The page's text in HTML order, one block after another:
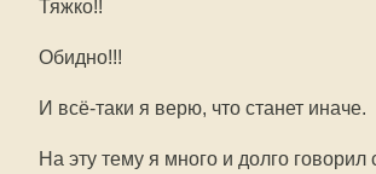
Тяжко!!
Обидно!!!
И всё-таки я верю, что станет иначе.
На эту тему я много и долго